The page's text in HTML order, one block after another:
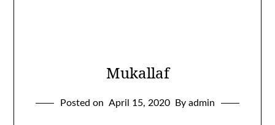
Mukallaf
Posted on April 15, 2020 By admin